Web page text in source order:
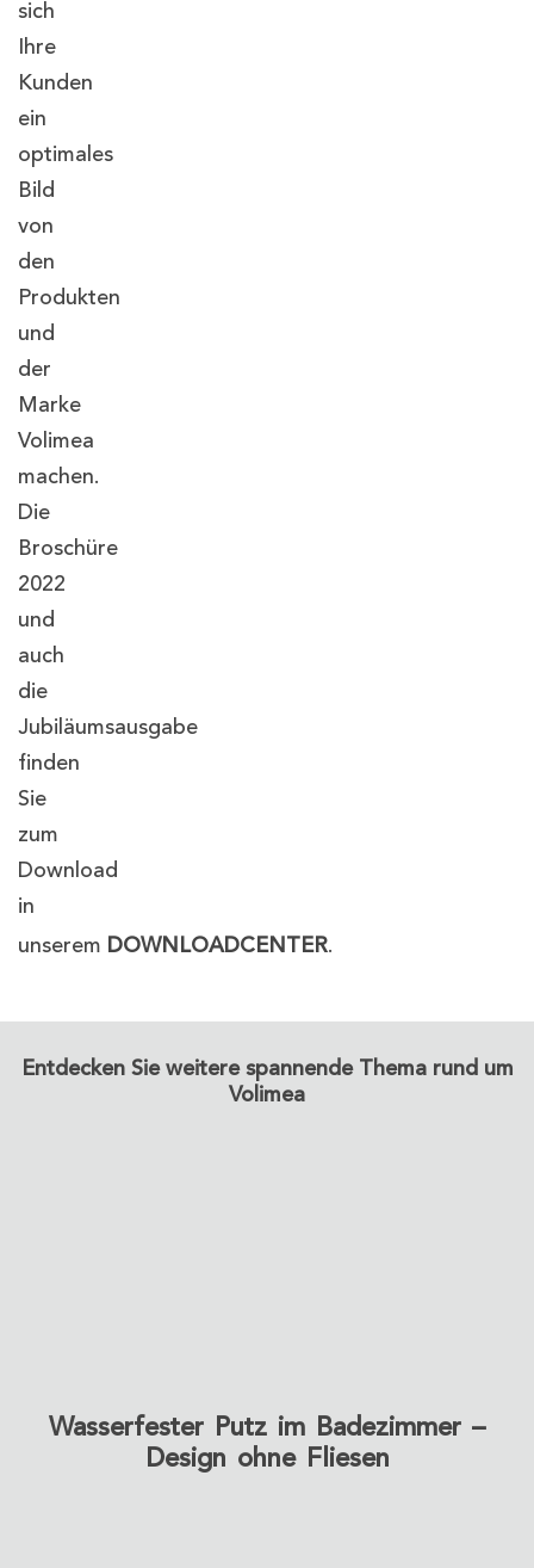
sich
Ihre
Kunden
ein
optimales
Bild
von
den
Produkten
und
der
Marke
Volimea
machen.
Die
Broschüre
2022
und
auch
die
Jubiläumsausgabe
finden
Sie
zum
Download
in
unserem DOWNLOADCENTER.
Entdecken Sie weitere spannende Thema rund um
Volimea
Wasserfester Putz im Badezimmer –
Design ohne Fliesen